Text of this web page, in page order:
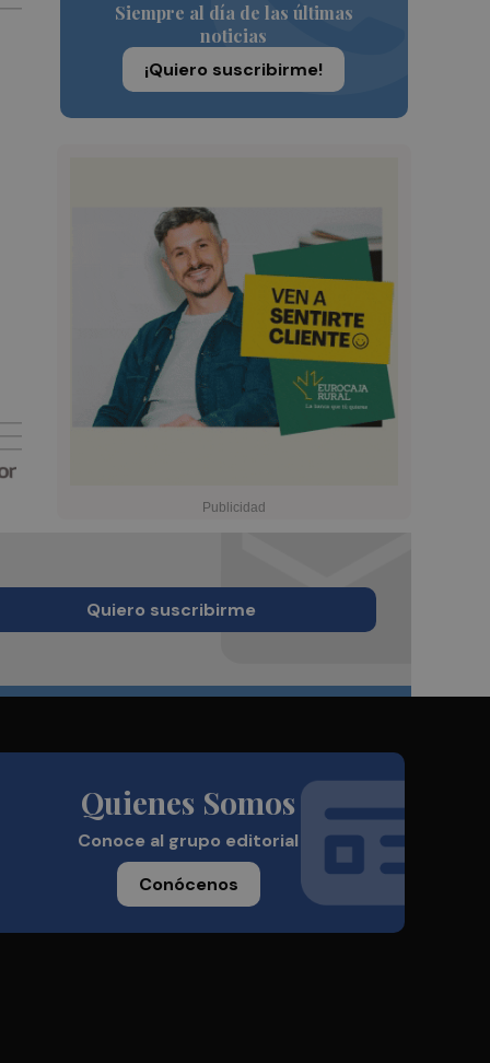
Siempre al día de las últimas
noticias
¡Quiero suscribirme!
Quiero suscribirme
Quienes Somos
Conoce al grupo editorial
Conócenos